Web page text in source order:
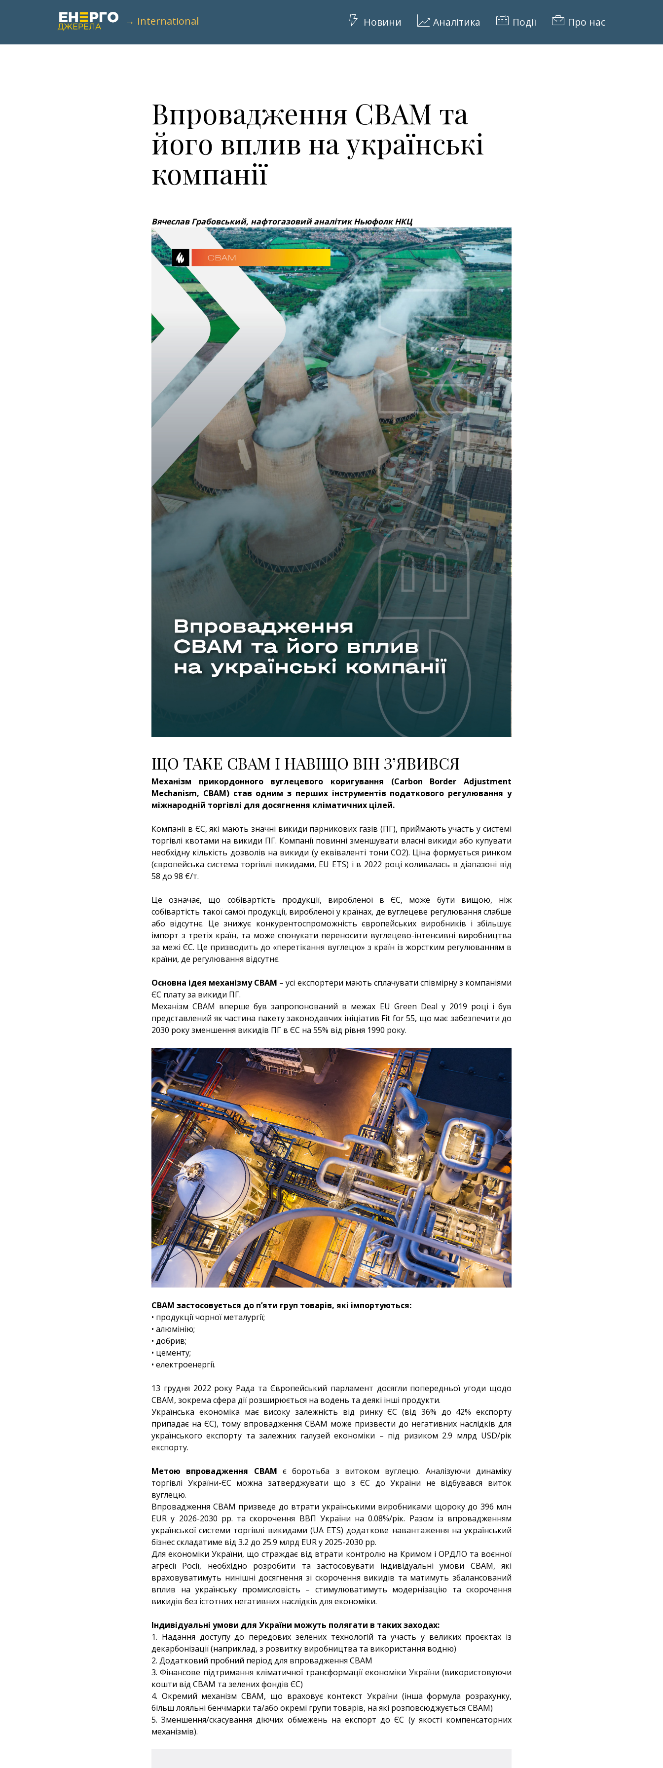
→ International Новини Аналітика Події Про нас
Впровадження CBAM та
його вплив на українські
компанії
Вячеслав Грабовський, нафтогазовий аналітик Ньюфолк НКЦ
ЩО ТАКЕ CBAM І НАВІЩО ВІН З’ЯВИВСЯ
Механізм прикордонного вуглецевого коригування (Carbon Border Adjustment
Mechanism, CBAM) став одним з перших інструментів податкового регулювання у
міжнародній торгівлі для досягнення кліматичних цілей.
Компанії в ЄС, які мають значні викиди парникових газів (ПГ), приймають участь у системі
торгівлі квотами на викиди ПГ. Компанії повинні зменшувати власні викиди або купувати
необхідну кількість дозволів на викиди (у еквіваленті тони СО2). Ціна формується ринком
(європейська система торгівлі викидами, EU ETS) і в 2022 році коливалась в діапазоні від
58 до 98 €/т.
Це означає, що собівартість продукції, виробленої в ЄС, може бути вищою, ніж
собівартість такої самої продукції, виробленої у країнах, де вуглецеве регулювання слабше
або відсутнє. Це знижує конкурентоспроможність європейських виробників і збільшує
імпорт з третіх країн, та може спонукати переносити вуглецево-інтенсивні виробництва
за межі ЄС. Це призводить до «перетікання вуглецю» з країн із жорстким регулюванням в
країни, де регулювання відсутнє.
Основна ідея механізму CBAM – усі експортери мають сплачувати співмірну з компаніями
ЄС плату за викиди ПГ.
Механізм СВАМ вперше був запропонований в межах EU Green Deal у 2019 році і був
представлений як частина пакету законодавчих ініціатив Fit for 55, що має забезпечити до
2030 року зменшення викидів ПГ в ЄС на 55% від рівня 1990 року.
СВАМ застосовується до п’яти груп товарів, які імпортуються:
• продукції чорної металургії;
• алюмінію;
• добрив;
• цементу;
• електроенергії.
13 грудня 2022 року Рада та Європейський парламент досягли попередньої угоди щодо
CBAM, зокрема сфера дії розширюється на водень та деякі інші продукти.
Українська економіка має високу залежність від ринку ЄС (від 36% до 42% експорту
припадає на ЄС), тому впровадження СВАМ може призвести до негативних наслідків для
українського експорту та залежних галузей економіки – під ризиком 2.9 млрд USD/рік
експорту.
Метою впровадження СВАМ є боротьба з витоком вуглецю. Аналізуючи динаміку
торгівлі України-ЄС можна затверджувати що з ЄС до України не відбувався виток
вуглецю.
Впровадження СВАМ призведе до втрати українськими виробниками щороку до 396 млн
EUR у 2026-2030 рр. та скорочення ВВП України на 0.08%/рік. Разом із впровадженням
української системи торгівлі викидами (UA ETS) додаткове навантаження на український
бізнес складатиме від 3.2 до 25.9 млрд EUR у 2025-2030 рр.
Для економіки України, що страждає від втрати контролю на Кримом і ОРДЛО та воєнної
агресії Росії, необхідно розробити та застосовувати індивідуальні умови СВАМ, які
враховуватимуть нинішні досягнення зі скорочення викидів та матимуть збалансований
вплив на українську промисловість – стимулюватимуть модернізацію та скорочення
викидів без істотних негативних наслідків для економіки.
Індивідуальні умови для України можуть полягати в таких заходах:
1. Надання доступу до передових зелених технологій та участь у великих проєктах із
декарбонізації (наприклад, з розвитку виробництва та використання водню)
2. Додатковий пробний період для впровадження СВАМ
3. Фінансове підтримання кліматичної трансформації економіки України (використовуючи
кошти від СВАМ та зелених фондів ЄС)
4. Окремий механізм СВАМ, що враховує контекст України (інша формула розрахунку,
більш лояльні бенчмарки та/або окремі групи товарів, на які розповсюджується СВАМ)
5. Зменшення/скасування діючих обмежень на експорт до ЄС (у якості компенсаторних
механізмів).